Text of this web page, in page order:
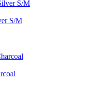
S/M